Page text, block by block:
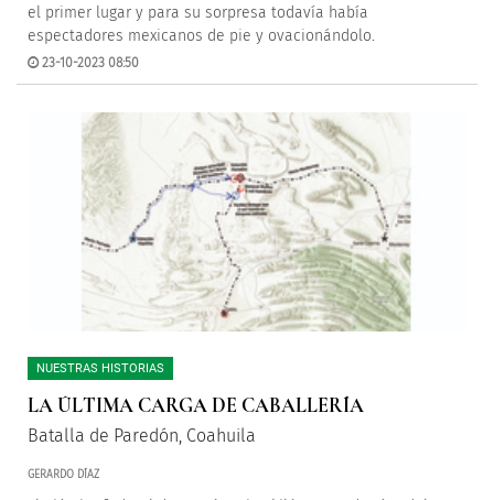
el primer lugar y para su sorpresa todavía había
espectadores mexicanos de pie y ovacionándolo.
23-10-2023 08:50
NUESTRAS HISTORIAS
LA ÚLTIMA CARGA DE CABALLERÍA
Batalla de Paredón, Coahuila
GERARDO DÍAZ